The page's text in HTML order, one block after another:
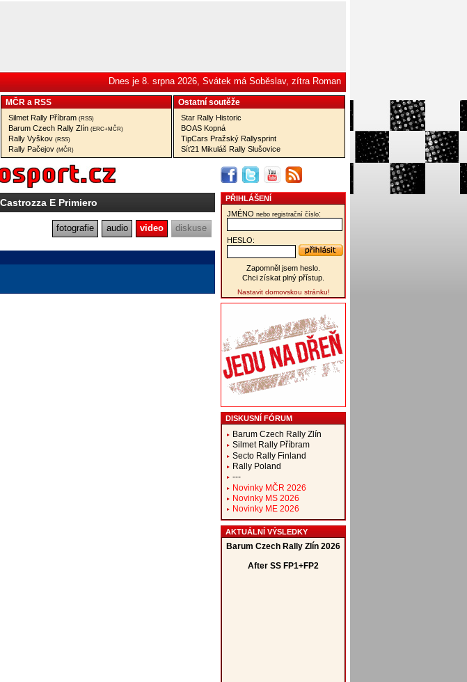
Dnes je 8. srpna 2026, Svátek má Soběslav, zítra Roman
MČR a RSS
Silmet Rally Příbram (RSS)
Barum Czech Rally Zlín (ERC+MČR)
Rally Vyškov (RSS)
Rally Pačejov (MČR)
Ostatní­ soutěže
Star Rally Historic
BOAS Kopná
TipCars Pražský Rallysprint
Síť21 Mikuláš Rally Slušovice
E Primiero
fotografie audio video diskuse
PŘIHLÁŠENÍ
JMÉNO nebo registrační číslo:
HESLO:
Zapomněl jsem heslo.
Chci získat plný přístup.
Nastavit domovskou stránku!
DISKUSNÍ FÓRUM
Barum Czech Rally Zlín
Silmet Rally Příbram
Secto Rally Finland
Rally Poland
---
Novinky MČR 2026
Novinky MS 2026
Novinky ME 2026
AKTUÁLNÍ VÝSLEDKY